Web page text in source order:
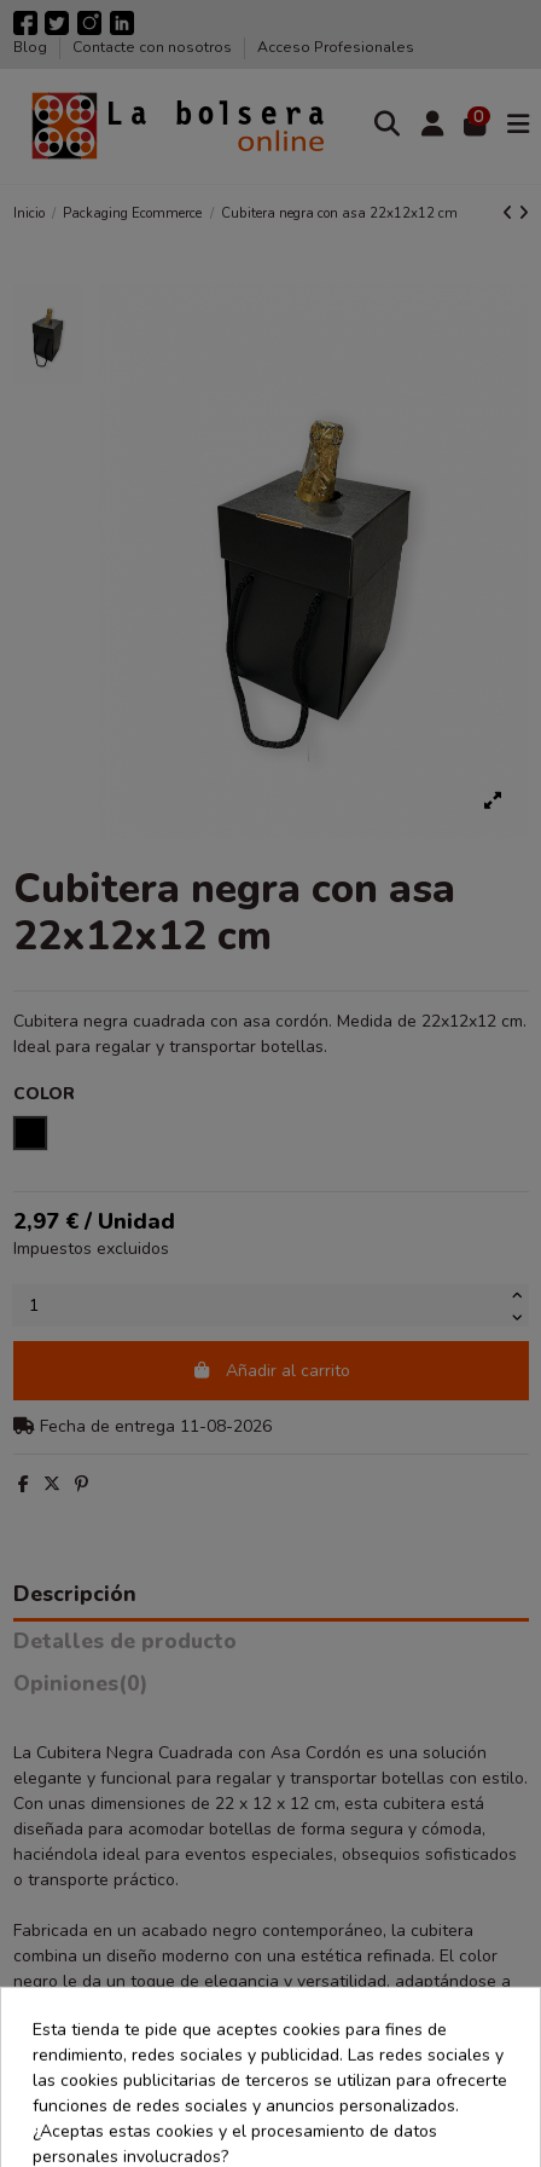
Blog Contacte con nosotros Acceso Profesionales
0
Inicio Packaging Ecommerce Cubitera negra con asa 22x12x12 cm
Cubitera negra con asa
22x12x12 cm
Cubitera negra cuadrada con asa cordón. Medida de 22x12x12 cm.
Ideal para regalar y transportar botellas.
COLOR
2,97 € / Unidad
Impuestos excluidos
Añadir al carrito
Fecha de entrega 11-08-2026
Descripción
Detalles de producto
Opiniones(0)
La Cubitera Negra Cuadrada con Asa Cordón es una solución
elegante y funcional para regalar y transportar botellas con estilo.
Con unas dimensiones de 22 x 12 x 12 cm, esta cubitera está
diseñada para acomodar botellas de forma segura y cómoda,
haciéndola ideal para eventos especiales, obsequios sofisticados
o transporte práctico.
Fabricada en un acabado negro contemporáneo, la cubitera
combina un diseño moderno con una estética refinada. El color
negro le da un toque de elegancia y versatilidad, adaptándose a
proporciona una base estable y segura para las botellas. El diseño
permite que se pueda utilizar no solo como cubitera, sino también
como un elegante contenedor para la presentación de regalos.
El asa de cordón incorporada ofrece una solución práctica para el
transporte, permitiendo llevar la cubitera con comodidad y
Esta tienda te pide que aceptes cookies para fines de
rendimiento, redes sociales y publicidad. Las redes sociales y
las cookies publicitarias de terceros se utilizan para ofrecerte
funciones de redes sociales y anuncios personalizados.
¿Aceptas estas cookies y el procesamiento de datos
personales involucrados?